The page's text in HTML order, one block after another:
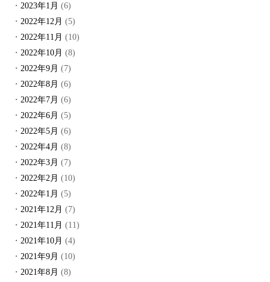
2023年1月 (6)
2022年12月 (5)
2022年11月 (10)
2022年10月 (8)
2022年9月 (7)
2022年8月 (6)
2022年7月 (6)
2022年6月 (5)
2022年5月 (6)
2022年4月 (8)
2022年3月 (7)
2022年2月 (10)
2022年1月 (5)
2021年12月 (7)
2021年11月 (11)
2021年10月 (4)
2021年9月 (10)
2021年8月 (8)